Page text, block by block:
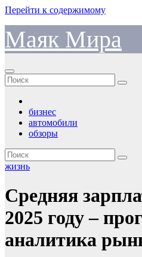
Перейти к содержимому
Маяк Мира
бизнес
автомобили
обзоры
жизнь
Средняя
2025 году –
аналитика